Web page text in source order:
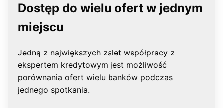
Dostęp do wielu ofert w jednym
miejscu
Jedną z największych zalet współpracy z
ekspertem kredytowym jest możliwość
porównania ofert wielu banków podczas
jednego spotkania.